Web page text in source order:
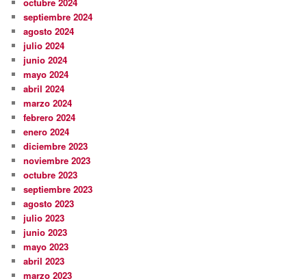
octubre 2024
septiembre 2024
agosto 2024
julio 2024
junio 2024
mayo 2024
abril 2024
marzo 2024
febrero 2024
enero 2024
diciembre 2023
noviembre 2023
octubre 2023
septiembre 2023
agosto 2023
julio 2023
junio 2023
mayo 2023
abril 2023
marzo 2023